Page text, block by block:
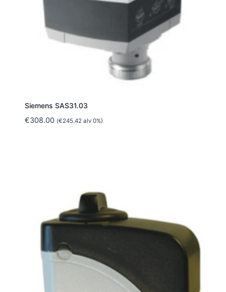
Siemens SAS31.03
€308.00 (€245.42 alv 0%)